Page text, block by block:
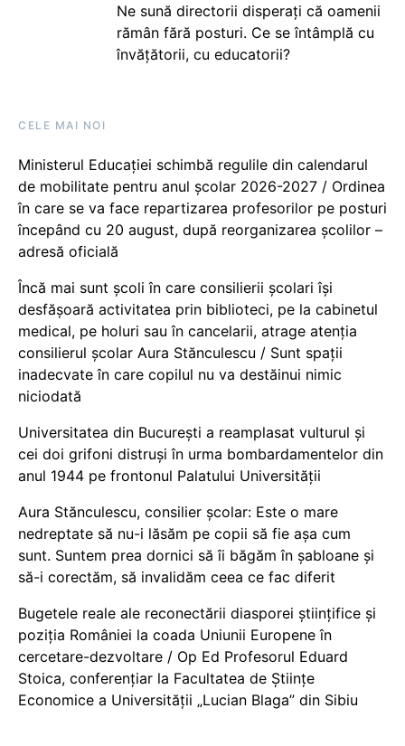
Ne sună directorii disperați că oamenii
rămân fără posturi. Ce se întâmplă cu
învățătorii, cu educatorii?
CELE MAI NOI
Ministerul Educației schimbă regulile din calendarul
de mobilitate pentru anul școlar 2026-2027 / Ordinea
în care se va face repartizarea profesorilor pe posturi
începând cu 20 august, după reorganizarea școlilor –
adresă oficială
Încă mai sunt școli în care consilierii școlari își
desfășoară activitatea prin biblioteci, pe la cabinetul
medical, pe holuri sau în cancelarii, atrage atenția
consilierul școlar Aura Stănculescu / Sunt spații
inadecvate în care copilul nu va destăinui nimic
niciodată
Universitatea din București a reamplasat vulturul și
cei doi grifoni distruși în urma bombardamentelor din
anul 1944 pe frontonul Palatului Universității
Aura Stănculescu, consilier școlar: Este o mare
nedreptate să nu-i lăsăm pe copii să fie așa cum
sunt. Suntem prea dornici să îi băgăm în șabloane și
să-i corectăm, să invalidăm ceea ce fac diferit
Bugetele reale ale reconectării diasporei științifice și
poziția României la coada Uniunii Europene în
cercetare-dezvoltare / Op Ed Profesorul Eduard
Stoica, conferențiar la Facultatea de Științe
Economice a Universității „Lucian Blaga” din Sibiu